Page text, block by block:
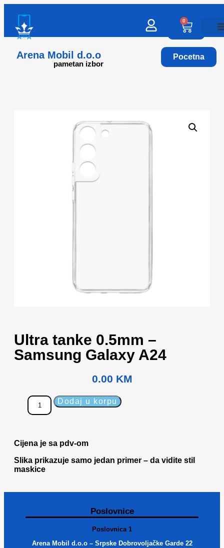
Arena Mobil d.o.o
pametan izbor
0
Pocetna
Ultra tanke 0.5mm –
Samsung Galaxy A24
0.00 KM
Dodaj u korpu
Cijena je sa pdv-om
Slika prikazuje samo jedan primer – da vidite stil
maskice
Poslovnice
Poslovnica 1
Arena Mobil d.o.o – Srpske Dobrovoljačke Garde 22